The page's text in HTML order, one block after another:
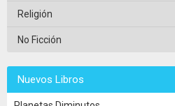
Religión
No Ficción
Nuevos Libros